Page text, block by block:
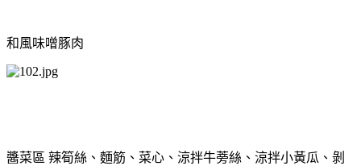
和風味噌豚肉
醬菜區 辣筍絲、麵筋、菜心、涼拌牛蒡絲、涼拌小黃瓜、剝